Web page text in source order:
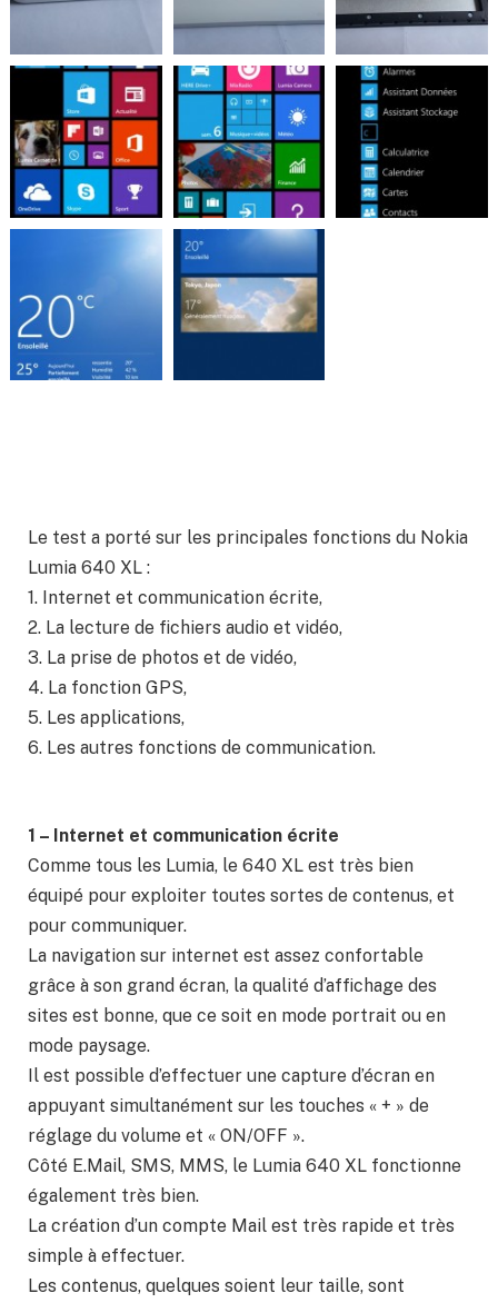
Le test a porté sur les principales fonctions du Nokia
Lumia 640 XL :
1. Internet et communication écrite,
2. La lecture de fichiers audio et vidéo,
3. La prise de photos et de vidéo,
4. La fonction GPS,
5. Les applications,
6. Les autres fonctions de communication.
1 – Internet et communication écrite
Comme tous les Lumia, le 640 XL est très bien
équipé pour exploiter toutes sortes de contenus, et
pour communiquer.
La navigation sur internet est assez confortable
grâce à son grand écran, la qualité d’affichage des
sites est bonne, que ce soit en mode portrait ou en
mode paysage.
Il est possible d’effectuer une capture d’écran en
appuyant simultanément sur les touches « + » de
réglage du volume et « ON/OFF ».
Côté E.Mail, SMS, MMS, le Lumia 640 XL fonctionne
également très bien.
La création d’un compte Mail est très rapide et très
simple à effectuer.
Les contenus, quelques soient leur taille, sont